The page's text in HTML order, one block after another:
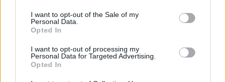
I want to opt-out of the Sale of my
Personal Data.
Opted In
I want to opt-out of processing my
Personal Data for Targeted Advertising.
Opted In
DALLA HOME